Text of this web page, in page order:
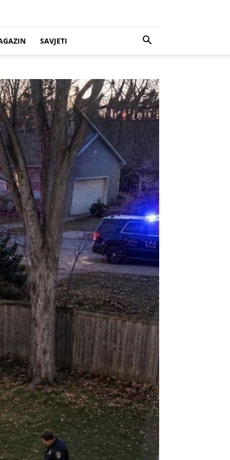
SAVJETI